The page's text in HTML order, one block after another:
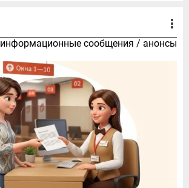
информационные сообщения / анонсы